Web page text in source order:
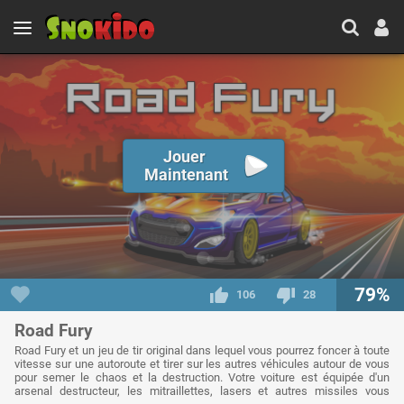
Jouer
Maintenant
106 28 79%
Road Fury
Road Fury et un jeu de tir original dans lequel vous pourrez foncer à toute
vitesse sur une autoroute et tirer sur les autres véhicules autour de vous
pour semer le chaos et la destruction. Votre voiture est équipée d'un
arsenal destructeur, les mitraillettes, lasers et autres missiles vous